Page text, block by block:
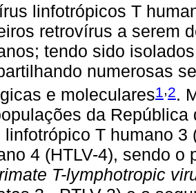
linfotrópicos T
retrovírus a serem
tendo sido
numerosas
e moleculares1 ,2.
da
linfotrópico T humano 3
4 (HTLV-4), sendo
T-lymphotropic